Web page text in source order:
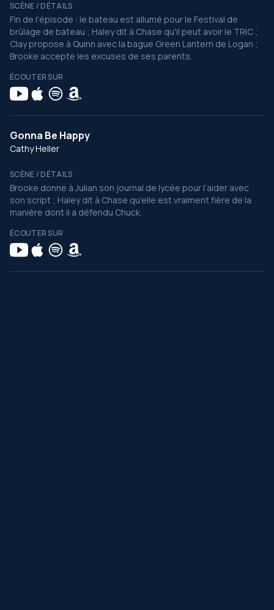
SCÈNE / DÉTAILS
Fin de l'épisode : le bateau est allumé pour le Festival de
brûlage de bateau ; Haley dit à Chase qu'il peut avoir le TRIC ;
Clay propose à Quinn avec la bague Green Lantern de Logan ;
Brooke accepte les excuses de ses parents.
ÉCOUTER SUR
Gonna Be Happy
Cathy Heller
SCÈNE / DÉTAILS
Brooke donne à Julian son journal de lycée pour l’aider avec
son script ; Haley dit à Chase qu’elle est vraiment fière de la
manière dont il a défendu Chuck.
ÉCOUTER SUR